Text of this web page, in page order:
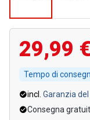
29,99 €
Tempo di
incl. Garanzia
Consegna